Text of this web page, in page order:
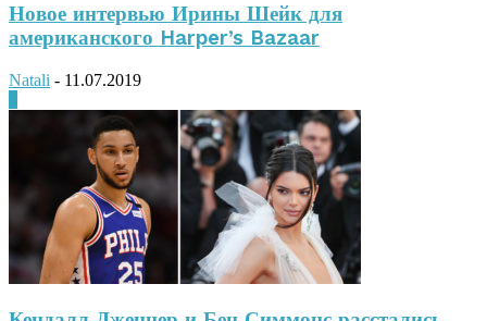
Новое интервью Ирины Шейк для
американского Harper’s Bazaar
Natali - 11.07.2019